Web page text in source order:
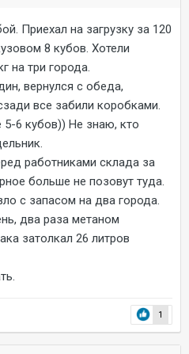
Приехал на загрузку за 120
8 кубов. Хотели
на три города.
вернулся с обеда,
все забили коробками.
6 кубов)) Не знаю, кто
работниками склада за
больше не позовут туда.
с запасом на два города.
два раза метаном
затолкал 26 литров
1